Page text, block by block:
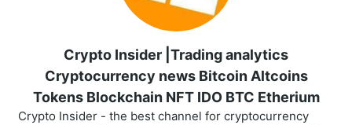
Crypto Insider |Trading analytics
Cryptocurrency news Bitcoin Altcoins
Tokens Blockchain NFT IDO BTC Etherium
Crypto Insider - the best channel for cryptocurrency